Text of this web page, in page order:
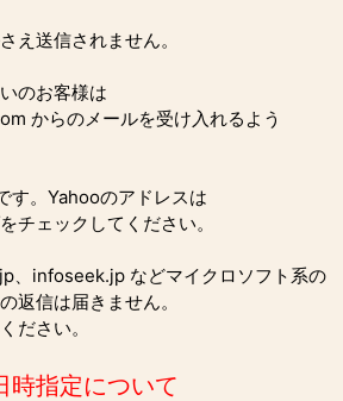
え送信されません。
のお客様は
からのメールを受け入れるよう
す。Yahooのアドレスは
チェックしてください。
、infoseek.jp などマイクロソフト系の
返信は届きません。
ださい。
時指定について